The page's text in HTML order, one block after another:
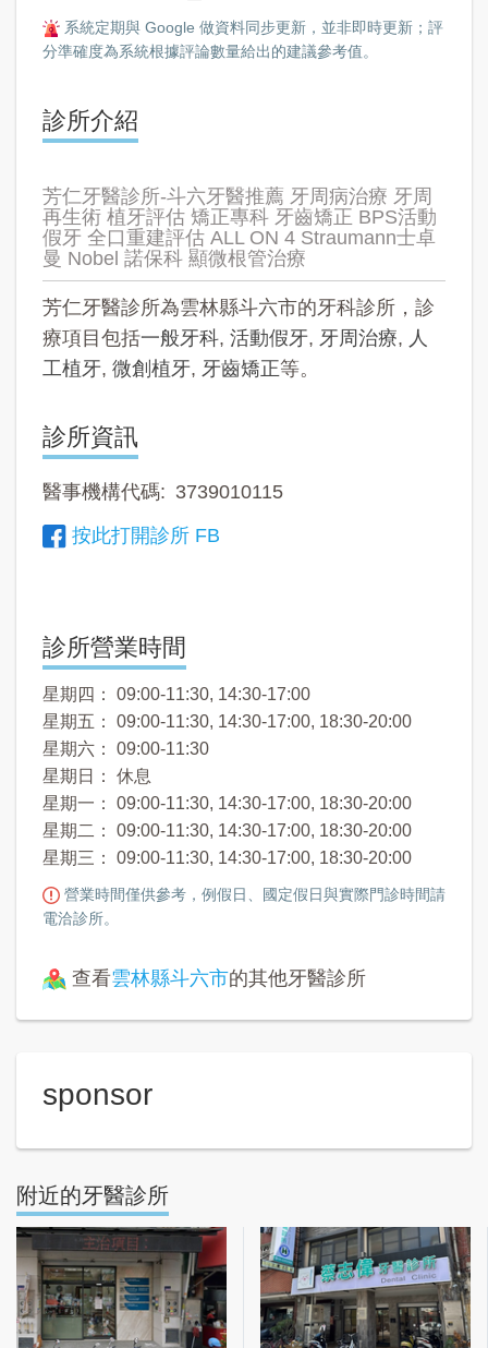
系統定期與 Google 做資料同步更新，並非即時更新；評
分準確度為系統根據評論數量給出的建議參考值。
診所介紹
芳仁牙醫診所-斗六牙醫推薦 牙周病治療 牙周
再生術 植牙評估 矯正專科 牙齒矯正 BPS活動
假牙 全口重建評估 ALL ON 4 Straumann士卓
曼 Nobel 諾保科 顯微根管治療
芳仁牙醫診所為雲林縣斗六市的牙科診所，診
療項目包括一般牙科, 活動假牙, 牙周治療, 人
工植牙, 微創植牙, 牙齒矯正等。
診所資訊
醫事機構代碼
3739010115
按此打開診所 FB
診所營業時間
星期四： 09:00-11:30, 14:30-17:00
星期五： 09:00-11:30, 14:30-17:00, 18:30-20:00
星期六： 09:00-11:30
星期日： 休息
星期一： 09:00-11:30, 14:30-17:00, 18:30-20:00
星期二： 09:00-11:30, 14:30-17:00, 18:30-20:00
星期三： 09:00-11:30, 14:30-17:00, 18:30-20:00
營業時間僅供參考，例假日、國定假日與實際門診時間請
電洽診所。
查看雲林縣斗六市的其他牙醫診所
sponsor
附近的牙醫診所